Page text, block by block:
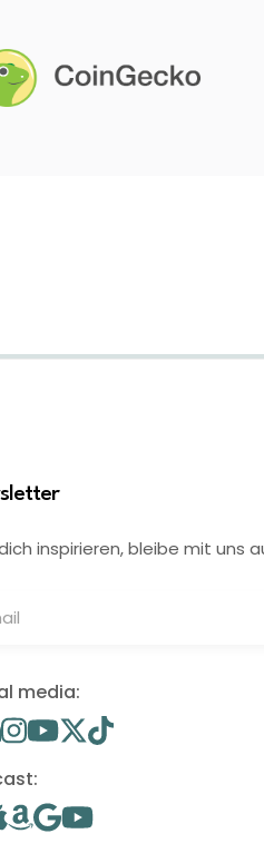
inspirieren, bleibe mit uns
media: